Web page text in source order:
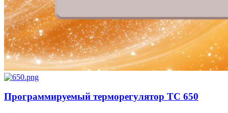
Программируемый терморегулятор ТС 650